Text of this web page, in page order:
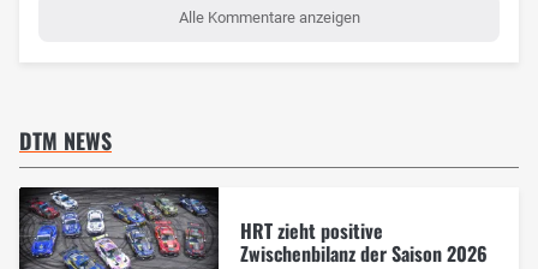
Alle Kommentare anzeigen
DTM NEWS
HRT zieht positive
Zwischenbilanz der Saison 2026